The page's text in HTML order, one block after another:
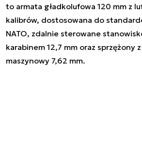
to armata gładkolufowa 120 mm z
kalibrów, dostosowana do
NATO, zdalnie sterowane
karabinem 12,7 mm oraz sprzężony
maszynowy 7,62 mm.